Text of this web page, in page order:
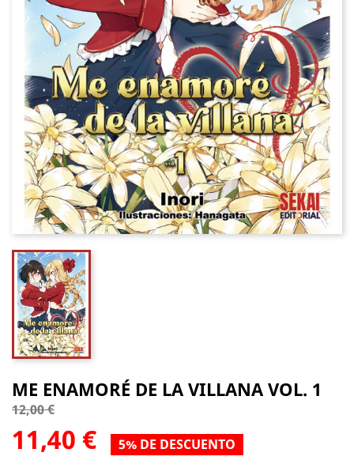
ME ENAMORÉ DE LA VILLANA VOL. 1
12,00 €
11,40 € 5% DE DESCUENTO